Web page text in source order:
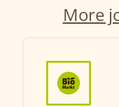
More